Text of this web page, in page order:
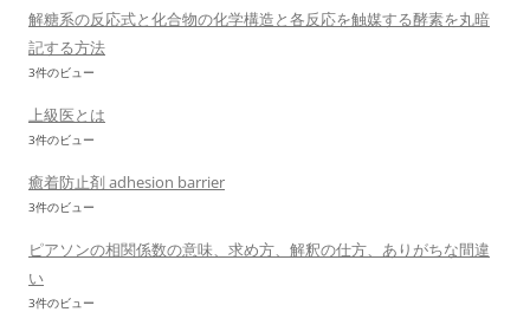
解糖系の反応式と化合物の化学構造と各反応を触媒する酵素を丸暗
記する方法
3件のビュー
上級医とは
3件のビュー
癒着防止剤 adhesion barrier
3件のビュー
ピアソンの相関係数の意味、求め方、解釈の仕方、ありがちな間違
い
3件のビュー